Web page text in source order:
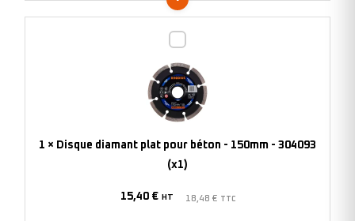
plat
pour
béton
150mm
304093
1 × Disque diamant plat pour béton - 150mm - 304093
(x1)
15,40 € HT 18,48 € TTC